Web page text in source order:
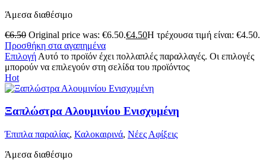
Άμεσα διαθέσιμο
€6.50 Original price was: €6.50.€4.50Η τρέχουσα τιμή είναι: €4.50.
Προσθήκη στα αγαπημένα
Επιλογή Αυτό το προϊόν έχει πολλαπλές παραλλαγές. Οι επιλογές
μπορούν να επιλεγούν στη σελίδα του προϊόντος
Hot
Ξαπλώστρα Αλουμινίου Ενισχυμένη
Έπιπλα παραλίας, Καλοκαιρινά, Νέες Αφίξεις
Άμεσα διαθέσιμο